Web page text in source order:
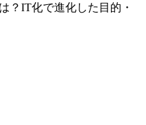
？IT化で進化した目的・